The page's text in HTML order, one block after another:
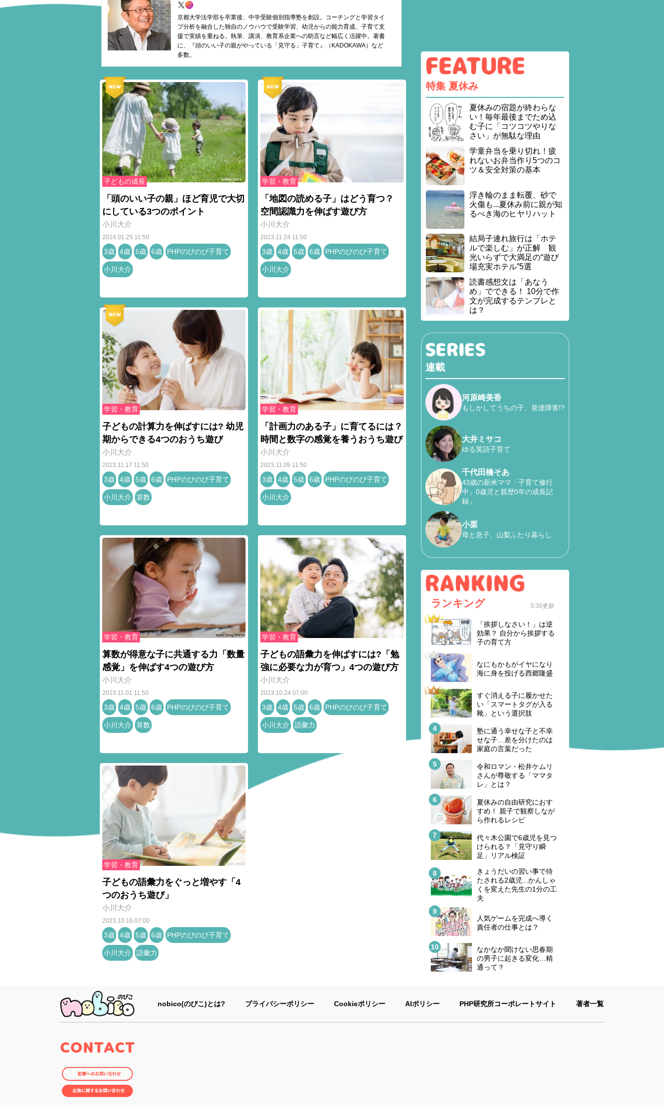
京都大学法学部を卒業後、中学受験個別指導塾を創設。コーチングと学習タイ
プ分析を融合した独自のノウハウで受験学習、幼児からの能力育成、子育て支
援で実績を重ねる。執筆、講演、教育系企業への助言など幅広く活躍中。著書
に、『頭のいい子の親がやっている「見守る」子育て』（KADOKAWA）など
多数。
子どもの成長
「頭のいい子の親」ほど育児で大切
にしている3つのポイント
小川大介
2024.01.25 11:50
3歳 4歳 5歳 6歳 PHPのびのび子育て
小川大介
学習・教育
「地図の読める子」はどう育つ？
空間認識力を伸ばす遊び方
小川大介
2023.11.24 11:50
3歳 4歳 5歳 6歳 PHPのびのび子育て
小川大介
学習・教育
子どもの計算力を伸ばすには? 幼児
期からできる4つのおうち遊び
小川大介
2023.11.17 11:50
3歳 4歳 5歳 6歳 PHPのびのび子育て
小川大介 算数
学習・教育
「計画力のある子」に育てるには？
時間と数字の感覚を養うおうち遊び
小川大介
2023.11.09 11:50
3歳 4歳 5歳 6歳 PHPのびのび子育て
小川大介
学習・教育
算数が得意な子に共通する力「数量
感覚」を伸ばす4つの遊び方
小川大介
2023.11.01 11:50
3歳 4歳 5歳 6歳 PHPのびのび子育て
小川大介 算数
学習・教育
子どもの語彙力を伸ばすには?「勉
強に必要な力が育つ」4つの遊び方
小川大介
2023.10.24 07:00
3歳 4歳 5歳 6歳 PHPのびのび子育て
小川大介 語彙力
学習・教育
子どもの語彙力をぐっと増やす「4
つのおうち遊び」
小川大介
2023.10.16 07:00
3歳 4歳 5歳 6歳 PHPのびのび子育て
小川大介 語彙力
特集 夏休み
夏休みの宿題が終わらな
い！毎年最後までため込
む子に「コツコツやりな
さい」が無駄な理由
学童弁当を乗り切れ！疲
れないお弁当作り5つのコ
ツ＆安全対策の基本
浮き輪のまま転覆、砂で
火傷も...夏休み前に親が知
るべき海のヒヤリハット
結局子連れ旅行は「ホテ
ルで楽しむ」が正解 観
光いらずで大満足の“遊び
場充実ホテル”5選
読書感想文は「あなう
め」でできる！ 10分で作
文が完成するテンプレと
は？
連載
河原崎美香
もしかしてうちの子、発達障害!?
大井ミサコ
ゆる英語子育て
千代田橋そあ
43歳の新米ママ「子育て修行
中」0歳児と親歴0年の成長記
録」
小栗
母と息子、山梨ふたり暮らし
ランキング 5:30更新
「挨拶しなさい！」は逆
効果？ 自分から挨拶する
子の育て方
なにもかもがイヤになり
海に身を投げる西郷隆盛
すぐ消える子に履かせた
い「スマートタグが入る
靴」という選択肢
塾に通う幸せな子と不幸
せな子…差を分けたのは
家庭の言葉だった
令和ロマン・松井ケムリ
さんが尊敬する「ママタ
レ」とは？
夏休みの自由研究におす
すめ！ 親子で観察しなが
ら作れるレシピ
代々木公園で6歳児を見つ
けられる？「見守り瞬
足」リアル検証
きょうだいの習い事で待
たされる2歳児...かんしゃ
くを変えた先生の1分の工
夫
人気ゲームを完成へ導く
責任者の仕事とは？
なかなか聞けない思春期
の男子に起きる変化…精
通って？
nobico(のびこ)とは? プライバシーポリシー Cookieポリシー AIポリシー PHP研究所コーポレートサイト 著者一覧